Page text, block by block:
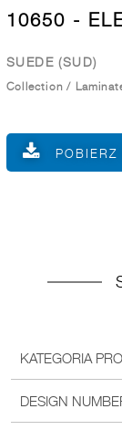
10650 -
SUEDE (SUD)
Collection /
POBIERZ
KATEGORIA
DESIGN